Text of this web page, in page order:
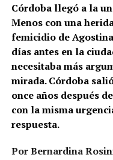
Córdoba llegó a la
Menos con una
femicidio de
días antes en la
necesitaba más
mirada. Córdoba
once años después
con la misma
respuesta.
Por Bernardina